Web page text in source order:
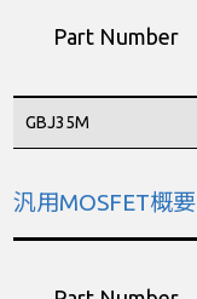
Part Number
GBJ35M
汎用MOSFET概要